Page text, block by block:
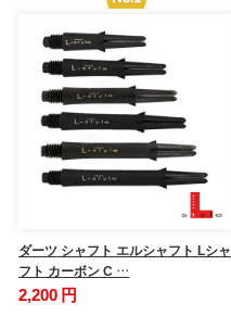
ダーツ シャフト エルシャフト Lシャ
フト カーボン C …
2,200 円